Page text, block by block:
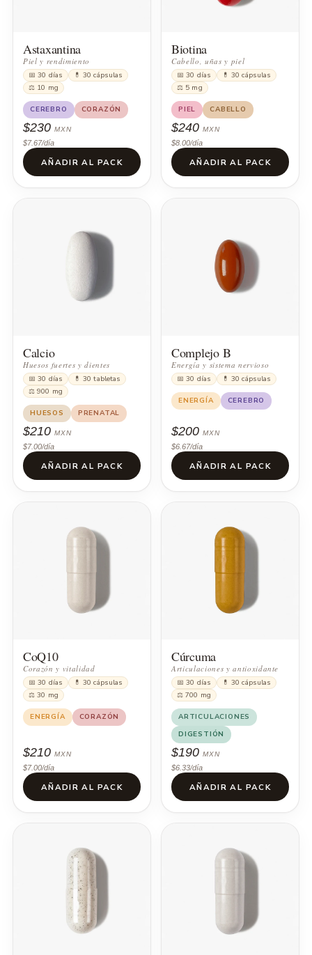
Astaxantina
Piel y rendimiento
📅 30 días
💊 30 cápsulas
⚖ 10 mg
CEREBRO CORAZÓN
$230 MXN
$7.67/día
AÑADIR AL PACK
Biotina
Cabello, uñas y piel
📅 30 días
💊 30 cápsulas
⚖ 5 mg
PIEL CABELLO
$240 MXN
$8.00/día
AÑADIR AL PACK
Calcio
Huesos fuertes y dientes
📅 30 días
💊 30 tabletas
⚖ 900 mg
HUESOS PRENATAL
$210 MXN
$7.00/día
AÑADIR AL PACK
Complejo B
Energía y sistema nervioso
📅 30 días 💊 30 cápsulas
ENERGÍA CEREBRO
$200 MXN
$6.67/día
AÑADIR AL PACK
CoQ10
Corazón y vitalidad
📅 30 días
💊 30 cápsulas
⚖ 30 mg
ENERGÍA CORAZÓN
$210 MXN
$7.00/día
AÑADIR AL PACK
Cúrcuma
Articulaciones y antioxidante
📅 30 días
💊 30 cápsulas
⚖ 700 mg
ARTICULACIONES
DIGESTIÓN
$190 MXN
$6.33/día
AÑADIR AL PACK